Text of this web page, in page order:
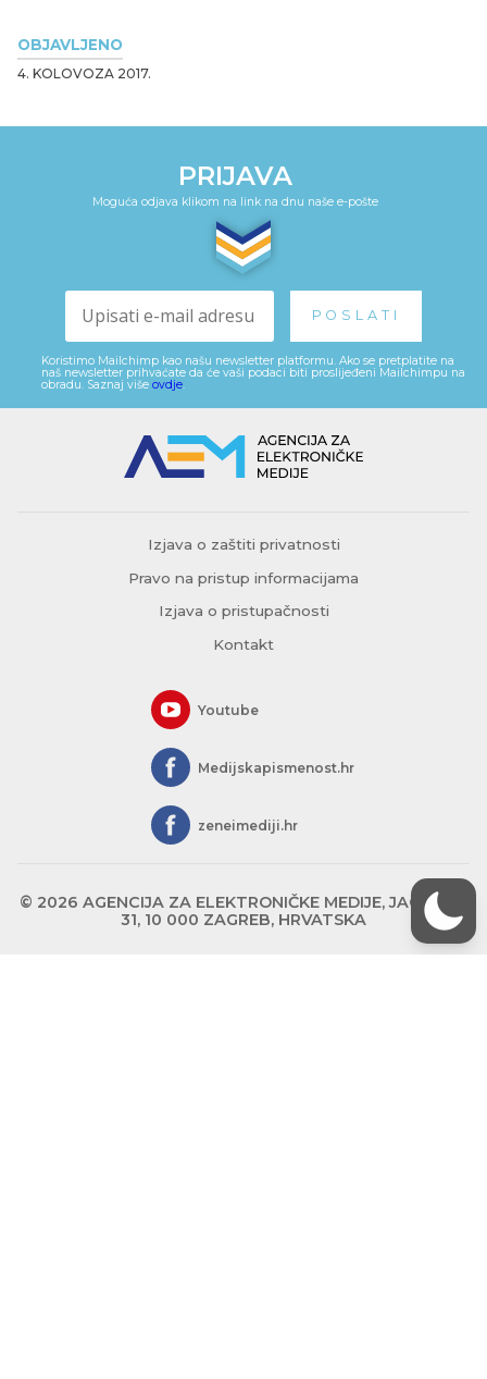
OBJAVLJENO
4. KOLOVOZA 2017.
PRIJAVA
Moguća odjava klikom na link na dnu naše e-pošte
Koristimo Mailchimp kao našu newsletter platformu. Ako se pretplatite na
naš newsletter prihvaćate da će vaši podaci biti proslijeđeni Mailchimpu na
obradu. Saznaj više ovdje.
Izjava o zaštiti privatnosti
Pravo na pristup informacijama
Izjava o pristupačnosti
Kontakt
Youtube
Medijskapismenost.hr
zeneimediji.hr
© 2026 AGENCIJA ZA ELEKTRONIČKE MEDIJE, JAGIĆEVA
31, 10 000 ZAGREB, HRVATSKA